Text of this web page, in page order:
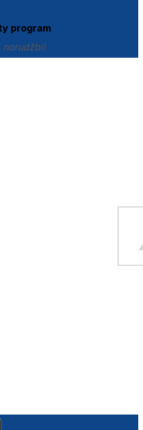
program
narudžbi!